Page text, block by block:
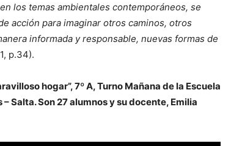
los temas ambientales contemporáneos, se
acción para imaginar otros caminos, otros
informada y responsable, nuevas formas de
p.34).
hogar”, 7º A, Turno Mañana de la Escuela
– Salta. Son 27 alumnos y su docente, Emilia